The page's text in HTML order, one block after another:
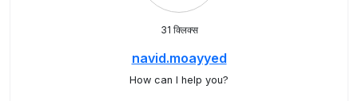
31 क्लिक्स
navid.moayyed
How can I help you?